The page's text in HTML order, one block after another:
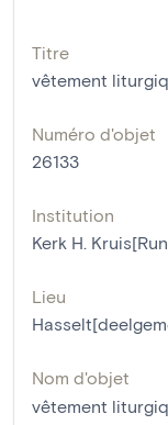
Titre
vêtement
Numéro d'objet
26133
Institution
Kerk H.
Lieu
Nom d'objet
vêtement